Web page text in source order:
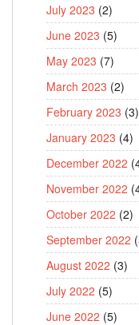
July 2023 (2)
June 2023 (5)
May 2023 (7)
March 2023 (2)
February 2023 (3)
January 2023 (4)
December 2022
November 2022
October 2022 (2)
September 2022
August 2022 (3)
July 2022 (5)
June 2022 (5)